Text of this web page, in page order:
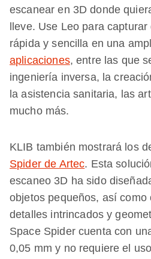
escanear en 3D donde
lleve. Use Leo para
rápida y sencilla en una
aplicaciones, entre las que
ingeniería inversa, la
la asistencia sanitaria, las
mucho más.
KLIB también mostrará los
Spider de Artec. Esta
escaneo 3D ha sido
objetos pequeños, así como
detalles intrincados y
Space Spider cuenta con
0,05 mm y no requiere el